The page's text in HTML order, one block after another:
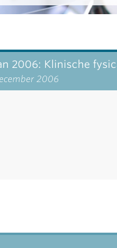
2006: Klinische
2006